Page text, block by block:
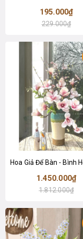
195.000₫
229.000₫
1.450.000₫
1.812.000₫